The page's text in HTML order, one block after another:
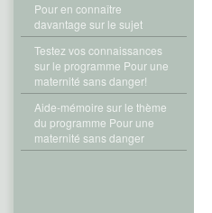
Pour en connaître
davantage sur le sujet
Testez vos connaissances
sur le programme Pour une
maternité sans danger!
Aide-mémoire sur le thème
du programme Pour une
maternité sans danger